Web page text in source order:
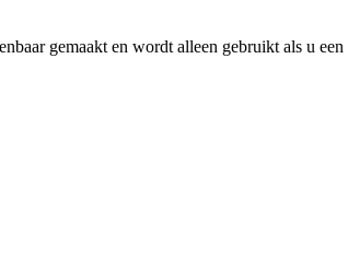
gemaakt en wordt alleen gebruikt als u